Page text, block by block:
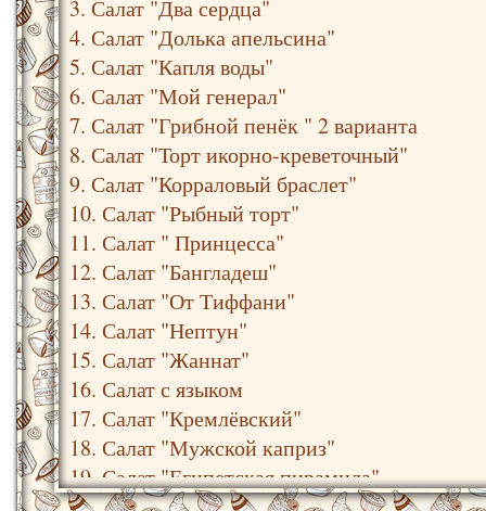
3. Салат "Два сердца"
4. Салат "Долька апельсина"
5. Салат "Капля воды"
6. Салат "Мой генерал"
7. Салат "Грибной пенёк " 2 варианта
8. Салат "Торт икорно-креветочный"
9. Салат "Корраловый браслет"
10. Салат "Рыбный торт"
11. Салат " Принцесса"
12. Салат "Бангладеш"
13. Салат "От Тиффани"
14. Салат "Нептун"
15. Салат "Жаннат"
16. Салат с языком
17. Салат "Кремлёвский"
18. Салат "Мужской каприз"
19. Салат "Египетская пирамида"